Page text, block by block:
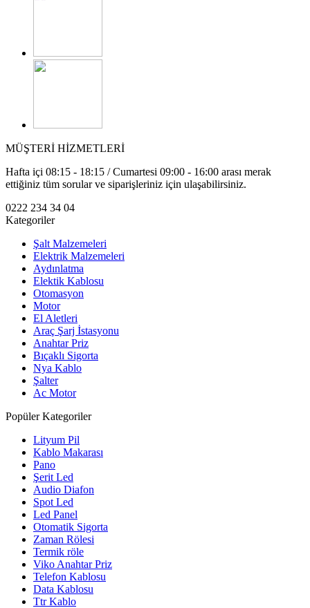
MÜŞTERİ HİZMETLERİ
Hafta içi 08:15 - 18:15 / Cumartesi 09:00 - 16:00 arası merak
ettiğiniz tüm sorular ve siparişleriniz için ulaşabilirsiniz.
0222 234 34 04
Kategoriler
Şalt Malzemeleri
Elektrik Malzemeleri
Aydınlatma
Elektik Kablosu
Otomasyon
Motor
El Aletleri
Araç Şarj İstasyonu
Anahtar Priz
Bıçaklı Sigorta
Nya Kablo
Şalter
Ac Motor
Popüler Kategoriler
Lityum Pil
Kablo Makarası
Pano
Şerit Led
Audio Diafon
Spot Led
Led Panel
Otomatik Sigorta
Zaman Rölesi
Termik röle
Viko Anahtar Priz
Telefon Kablosu
Data Kablosu
Ttr Kablo